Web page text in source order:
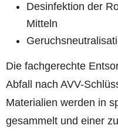
Desinfektion der
Mitteln
Die fachgerechte
Abfall nach AVV-
Materialien werden in
gesammelt und einer